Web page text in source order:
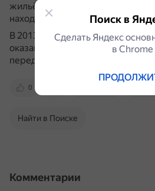
жильё и офисы в депрессивном
находилось.
В 2013 году Детройт объявил о
оказавшись неспособным
перед кредиторами в размере
0
Найти в Поиске
Комментарии
Поиск в
Сделать Яндекс
в Сhrome